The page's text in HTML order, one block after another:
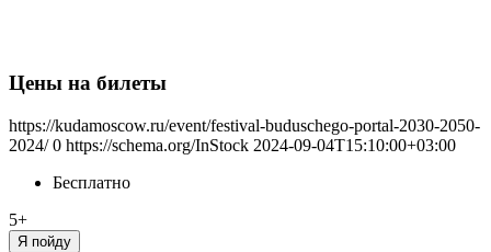
Цены на билеты
https://kudamoscow.ru/event/festival-buduschego-portal-2030-2050-
2024/ 0 https://schema.org/InStock 2024-09-04T15:10:00+03:00
Бесплатно
5+
Я пойду